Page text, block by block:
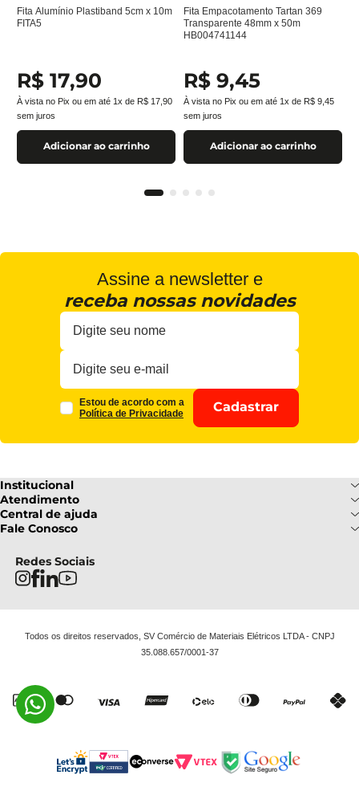
Fita Alumínio Plastiband 5cm x 10m
FITA5
R$ 17,90
À vista no Pix ou em até 1x de R$ 17 90
sem juros
Adicionar ao carrinho
Fita Empacotamento Tartan 369
Transparente 48mm x 50m
HB004741144
R$ 9,45
À vista no Pix ou em até 1x de R$ 9 45
sem juros
Adicionar ao carrinho
Assine a newsletter e
receba nossas novidades
Estou de acordo com a
Política de Privacidade
Cadastrar
Institucional
Sobre Nós
Nossas Lojas
Privacidade e Segurança
Termos e Condições
Atendimento
Formas de pagamento
Regulamentos
Central de ajuda
Fale Conosco
Frete e Entrega
Troca e Devoluções
Fale Conosco
(085) 3214-7900
Segunda a Sexta: 08h as 18h | Sábado
: 08h ás 12h
Redes Sociais
Todos os direitos reservados, SV Comércio de Materiais Elétricos LTDA - CNPJ
35.088.657/0001-37